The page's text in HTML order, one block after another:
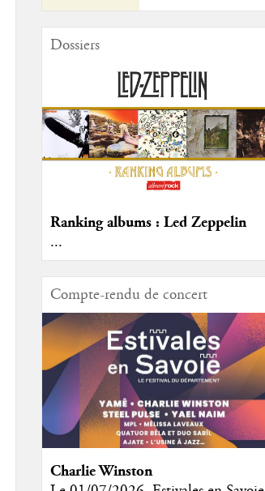
Dossiers
Ranking albums : Led Zeppelin
...
Compte-rendu de concert
Charlie Winston